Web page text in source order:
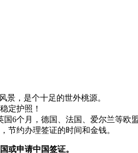
景，是个十足的世外桃源。
定护照！
6个月，德国、法国、爱尔兰等
节约办理签证的时间和金钱。
或申请中国签证。